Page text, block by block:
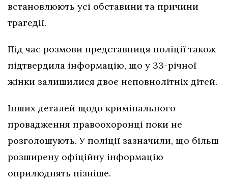
встановлюють усі обставини та причини
трагедії.
Під час розмови представниця поліції також
підтвердила інформацію, що у 33-річної
жінки залишилися двоє неповнолітніх дітей.
Інших деталей щодо кримінального
провадження правоохоронці поки не
розголошують. У поліції зазначили, що більш
розширену офіційну інформацію
оприлюднять пізніше.